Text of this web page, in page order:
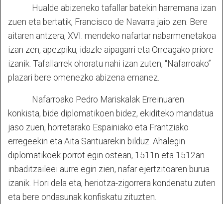
Hualde abizeneko tafallar batekin harremana izan
zuen eta bertatik, Francisco de Navarra jaio zen. Bere
aitaren antzera, XVI. mendeko nafartar nabarmenetakoa
izan zen, apezpiku, idazle aipagarri eta Orreagako priore
izanik. Tafallarrek ohoratu nahi izan zuten, “Nafarroako”
plazari bere omenezko abizena emanez.
Nafarroako Pedro Mariskalak Erreinuaren
konkista, bide diplomatikoen bidez, ekiditeko mandatua
jaso zuen, horretarako Espainiako eta Frantziako
erregeekin eta Aita Santuarekin bilduz. Ahalegin
diplomatikoek porrot egin ostean, 1511n eta 1512an
inbaditzaileei aurre egin zien, nafar ejertzitoaren burua
izanik. Hori dela eta, heriotza-zigorrera kondenatu zuten
eta bere ondasunak konfiskatu zituzten.